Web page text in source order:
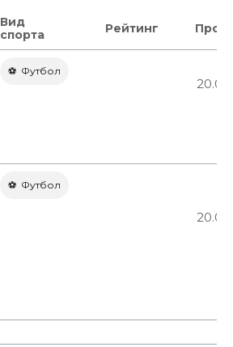
Вид
спорта
Рейтинг
⚽ Футбол️
20.07
⚽ Футбол️
20.07